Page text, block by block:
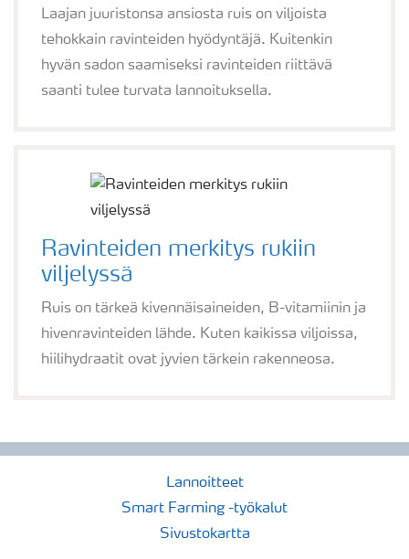
Laajan juuristonsa ansiosta ruis on viljoista
tehokkain ravinteiden hyödyntäjä. Kuitenkin
hyvän sadon saamiseksi ravinteiden riittävä
saanti tulee turvata lannoituksella.
Ravinteiden merkitys rukiin
viljelyssä
Ruis on tärkeä kivennäisaineiden, B-vitamiinin ja
hivenravinteiden lähde. Kuten kaikissa viljoissa,
hiilihydraatit ovat jyvien tärkein rakenneosa.
Lannoitteet
Smart Farming -työkalut
Sivustokartta